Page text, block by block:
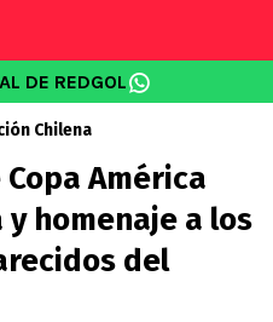
DE REDGOL
Chilena
América
y homenaje a los
del